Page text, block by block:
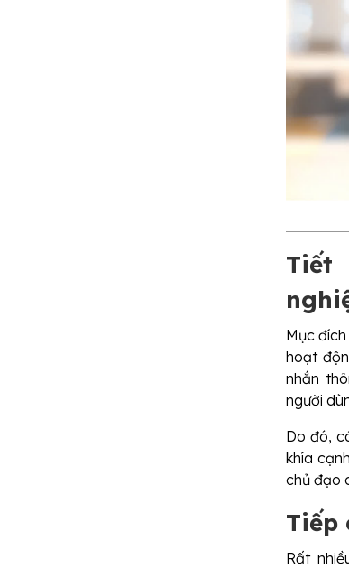
Tiết
Mục
hoạt
nhắn
người
Do đó,
khía
chủ đạo
Tiếp
Rất